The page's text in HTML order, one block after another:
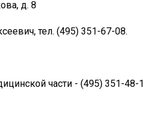
д. 8
тел. (495) 351-67-08.
части - (495) 351-48-